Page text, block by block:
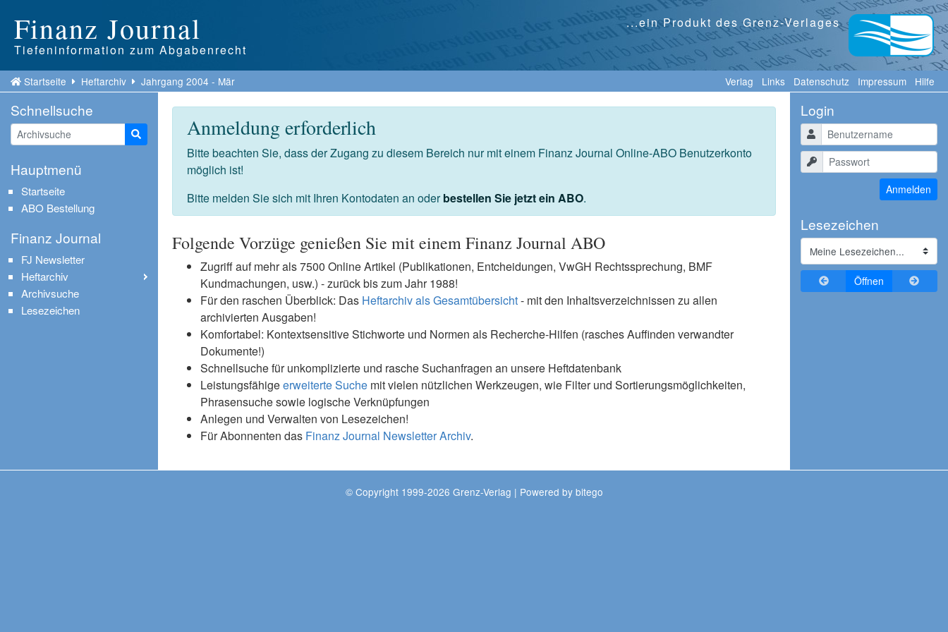
Finanz Journal
Tiefeninformation zum Abgabenrecht
...ein Produkt des Grenz-Verlages
Startseite Heftarchiv Jahrgang 2004 - Mär Verlag Links Datenschutz Impressum Hilfe
Anmeldung erforderlich
Bitte beachten Sie, dass der Zugang zu diesem Bereich nur mit einem Finanz Journal Online-ABO Benutzerkonto
möglich ist!
Bitte melden Sie sich mit Ihren Kontodaten an oderbestellen Sie jetzt ein ABO.
Folgende Vorzüge genießen Sie mit einem Finanz Journal ABO
Zugriff auf mehr als 7500 Online Artikel (Publikationen, Entcheidungen, VwGH Rechtssprechung, BMF
Kundmachungen, usw.) - zurück bis zum Jahr 1988!
Für den raschen Überblick: Das Heftarchiv als Gesamtübersicht- mit den Inhaltsverzeichnissen zu allen
archivierten Ausgaben!
Komfortabel: Kontextsensitive Stichworte und Normen als Recherche-Hilfen (rasches Auffinden verwandter
Dokumente!)
Schnellsuche für unkomplizierte und rasche Suchanfragen an unsere Heftdatenbank
Leistungsfähigeerweiterte Suche mit vielen nützlichen Werkzeugen, wie Filter und Sortierungsmöglichkeiten,
Phrasensuche sowie logische Verknüpfungen
Anlegen und Verwalten von Lesezeichen!
Für Abonnenten das Finanz Journal Newsletter Archiv.
Schnellsuche
Suche starten
Hauptmenü
Startseite
ABO Bestellung
Finanz Journal
FJ Newsletter
Heftarchiv
Archivsuche
Lesezeichen
Login
Benutzername
Passwort
Anmelden
Lesezeichen
Zurückblättern
Öffnen
© Copyright 1999-2026 Grenz-Verlag | Powered by bitego